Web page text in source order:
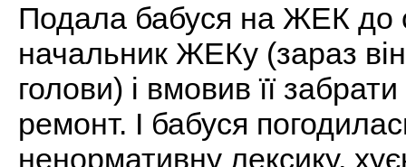
Подала бабуся на ЖЕК до
начальник ЖЕКу (зараз
голови) і вмовив її
ремонт. І бабуся
ненормативну лексику,